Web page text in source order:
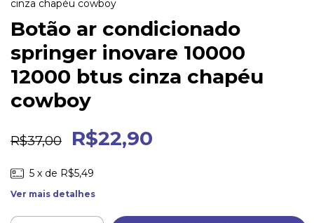
cinza chapéu cowboy
Botão ar condicionado
springer inovare 10000
12000 btus cinza chapéu
cowboy
R$37,00 R$22,90
5 x de R$5,49
Ver mais detalhes